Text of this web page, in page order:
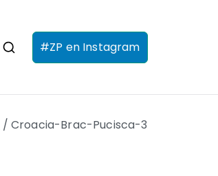
#ZP en Instagram
Croacia-Brac-Pucisca-3